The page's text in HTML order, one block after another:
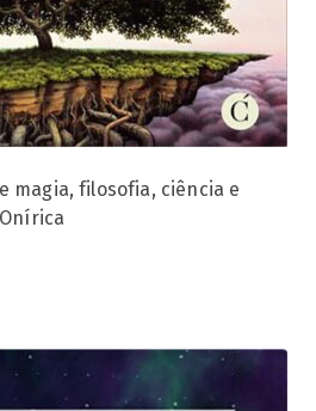
magia, filosofia, ciência e